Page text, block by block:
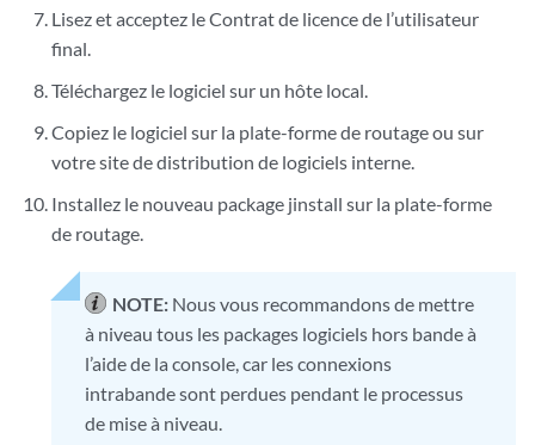
Lisez et acceptez le Contrat de licence de l’utilisateur
final.
Téléchargez le logiciel sur un hôte local.
Copiez le logiciel sur la plate-forme de routage ou sur
votre site de distribution de logiciels interne.
Installez le nouveau package jinstall sur la plate-forme
de routage.
NOTE: Nous vous recommandons de mettre
à niveau tous les packages logiciels hors bande à
l’aide de la console, car les connexions
intrabande sont perdues pendant le processus
de mise à niveau.